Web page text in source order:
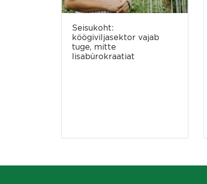
Seisukoht:
köögiviljasektor vajab
tuge, mitte
lisabürokraatiat